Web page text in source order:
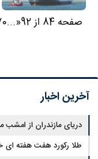
صفحه 84 از 92 «
...
آخرین اخبار
دریای مازندران از
طلا رکورد هفت هفته